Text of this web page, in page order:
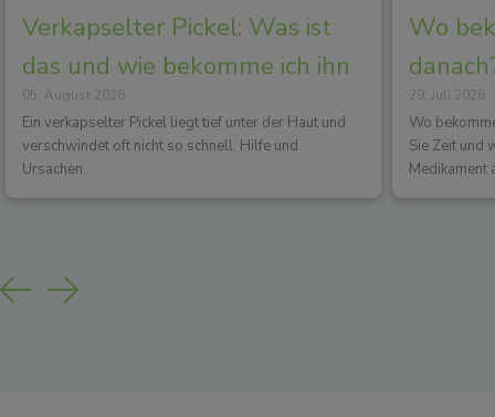
Verkapselter Pickel: Was ist
das und wie bekomme ich ihn
los?
05. August 2026
Ein verkapselter Pickel liegt tief unter der Haut und
verschwindet oft nicht so schnell. Hilfe und
Ursachen.
Wo
29. Juli 2026
Wo
Sie Zeit und
Medikament
Previous
Next